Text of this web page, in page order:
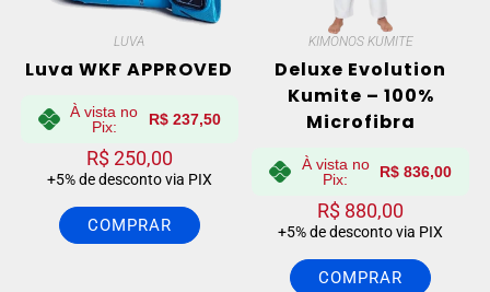
LUVA
Luva WKF APPROVED
À vista no
Pix:
R$237,50
R$250,00
+5% de desconto via PIX
COMPRAR
KIMONOS KUMITE
Deluxe Evolution
Kumite – 100%
Microfibra
À vista no
Pix:
R$ 836,00
R$ 880,00
+5% de desconto via PIX
COMPRAR